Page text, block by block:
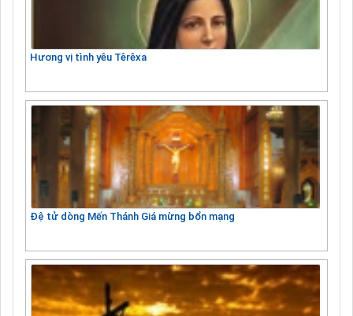
Hương vị tình yêu Têrêxa
Đệ tử dòng Mến Thánh Giá mừng bổn mạng